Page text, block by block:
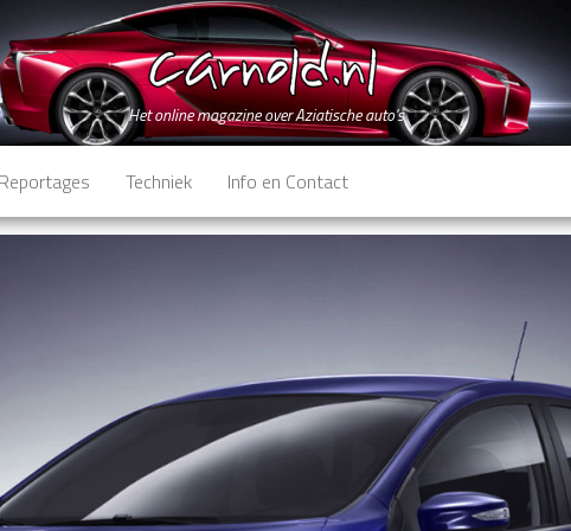
Het online magazine over Aziatische auto's
Reportages Techniek Info en Contact